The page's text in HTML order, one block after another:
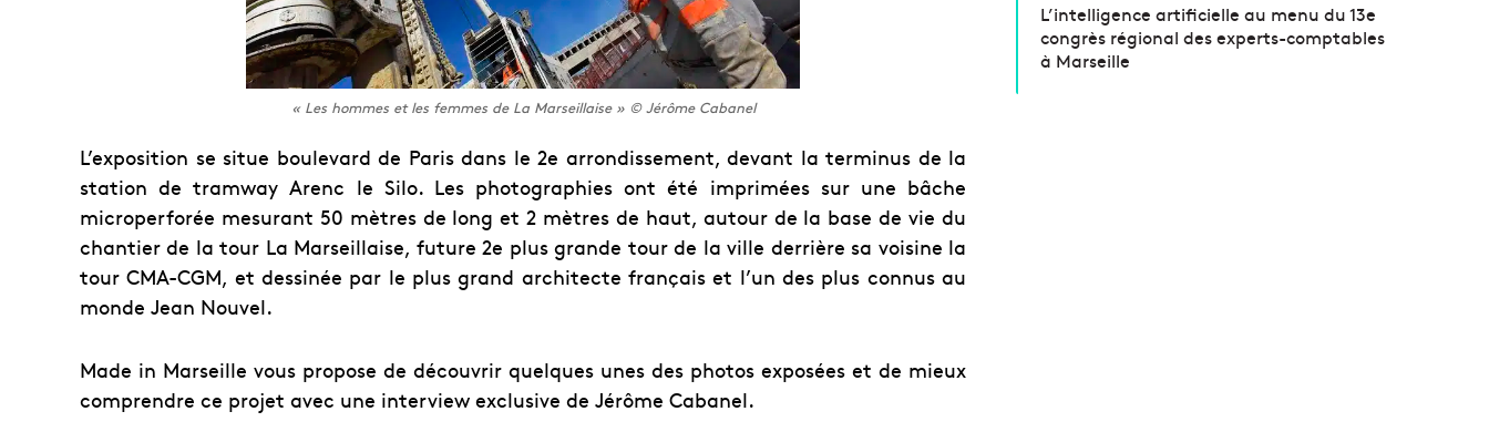
« Les hommes et les femmes de La Marseillaise » © Jérôme Cabanel
L’exposition se situe boulevard de Paris dans le 2e arrondissement, devant la terminus de la
station de tramway Arenc le Silo. Les photographies ont été imprimées sur une bâche
microperforée mesurant 50 mètres de long et 2 mètres de haut, autour de la base de vie du
chantier de la tour La Marseillaise, future 2e plus grande tour de la ville derrière sa voisine la
tour CMA-CGM, et dessinée par le plus grand architecte français et l’un des plus connus au
monde Jean Nouvel.
Made in Marseille vous propose de découvrir quelques unes des photos exposées et de mieux
comprendre ce projet avec une interview exclusive de Jérôme Cabanel.
L’intelligence artificielle au menu du 13e
congrès régional des experts-comptables
à Marseille